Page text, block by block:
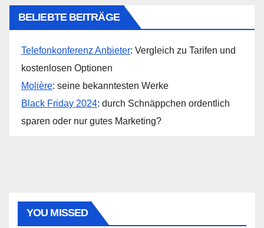
BELIEBTE BEITRÄGE
Telefonkonferenz Anbieter: Vergleich zu Tarifen und
kostenlosen Optionen
Molière: seine bekanntesten Werke
Black Friday 2024: durch Schnäppchen ordentlich
sparen oder nur gutes Marketing?
YOU MISSED